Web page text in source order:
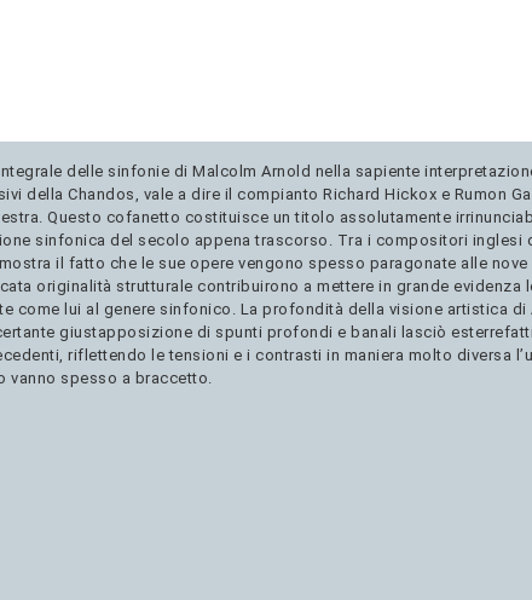
delle sinfonie di Malcolm Arnold nella sapiente
della Chandos, vale a dire il compianto Richard Hickox e Rumon
Questo cofanetto costituisce un titolo assolutamente
sinfonica del secolo appena trascorso. Tra i compositori inglesi
il fatto che le sue opere vengono spesso paragonate alle
originalità strutturale contribuirono a mettere in grande
come lui al genere sinfonico. La profondità della visione artistica
giustapposizione di spunti profondi e banali lasciò
riflettendo le tensioni e i contrasti in maniera molto diversa
vanno spesso a braccetto.